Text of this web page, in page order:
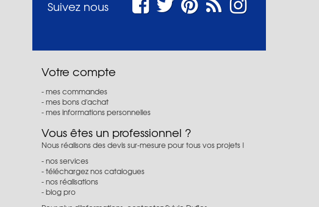
Suivez nous
Votre compte
mes commandes
mes bons d'achat
mes informations personnelles
Vous êtes un professionnel ?
Nous réalisons des devis sur-mesure pour tous vos projets !
nos services
téléchargez nos catalogues
nos réalisations
blog pro